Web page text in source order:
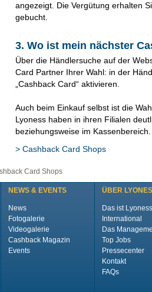
angezeigt. Die Vergütung erhalten
gebucht.
3. Wo ist mein nächster
Über die Händlersuche auf der
Card Partner Ihrer Wahl: in der
„Cashback Card“ aktivieren.
Auch beim Einkauf selbst ist die
Lyoness haben in ihren Filialen
beziehungsweise im Kassenbereich.
> Cashback Card Shops
Card Shops
NEWS & EVENTS
News
Fotogalerie
Videogalerie
Cashback Magazin
Events
ÜBER
Das ist Lyoness
International
Das
Top Jobs
Pressecenter
Kontakt
FAQs